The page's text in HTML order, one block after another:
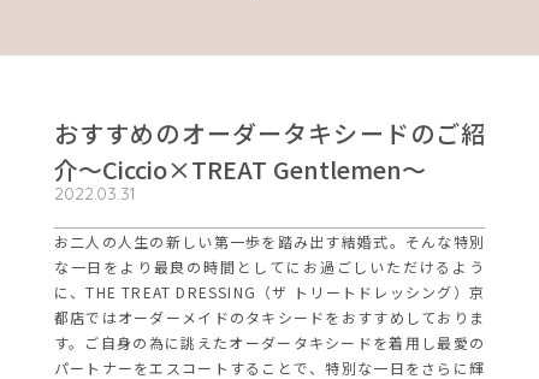
おすすめのオーダータキシードのご紹
介～Ciccio×TREAT Gentlemen～
2022.03.31
お二人の人生の新しい第一歩を踏み出す結婚式。そんな特別
な一日をより最良の時間としてにお過ごしいただけるよう
に、THE TREAT DRESSING（ザ トリートドレッシング）京
都店ではオーダーメイドのタキシードをおすすめしておりま
す。ご自身の為に誂えたオーダータキシードを着用し最愛の
パートナーをエスコートすることで、特別な一日をさらに輝